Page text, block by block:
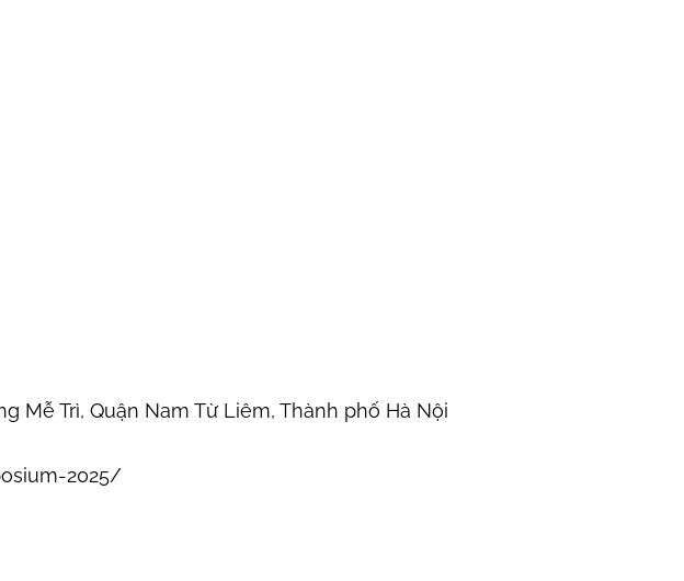
Mễ Trì, Quận Nam Từ Liêm, Thành phố Hà Nội
2025/